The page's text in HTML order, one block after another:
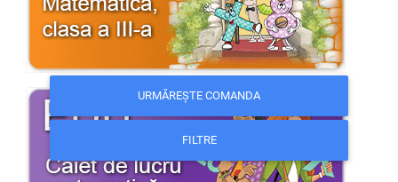
URMĂREȘTE COMANDA
FILTRE